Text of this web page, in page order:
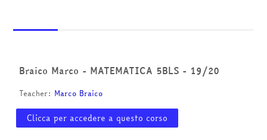
Italiano ‎(it)‎
Braico Marco - MATEMATICA 5BLS - 19/20
Teacher: Marco Braico
Clicca per accedere a questo corso